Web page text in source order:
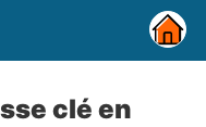
clé en